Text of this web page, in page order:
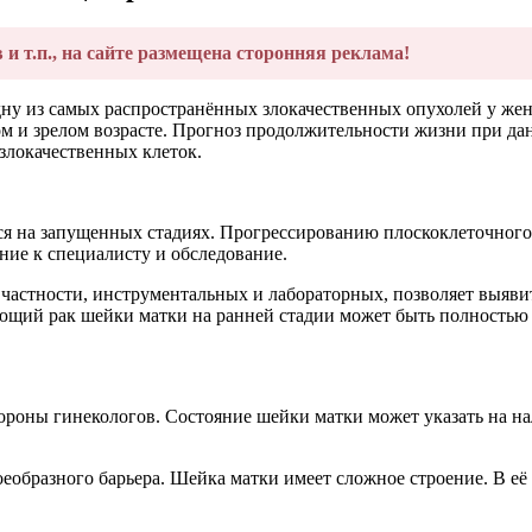
т.п., на сайте размещена сторонняя реклама!
из самых распространённых злокачественных опухолей у
и зрелом возрасте. Прогноз продолжительности жизни при
клеток.
на запущенных стадиях. Прогрессированию
к специалисту и обследование.
инструментальных и лабораторных, позволяет
рак шейки матки на ранней стадии может быть
гинекологов. Состояние шейки матки может указать на
барьера. Шейка матки имеет сложное строение. В